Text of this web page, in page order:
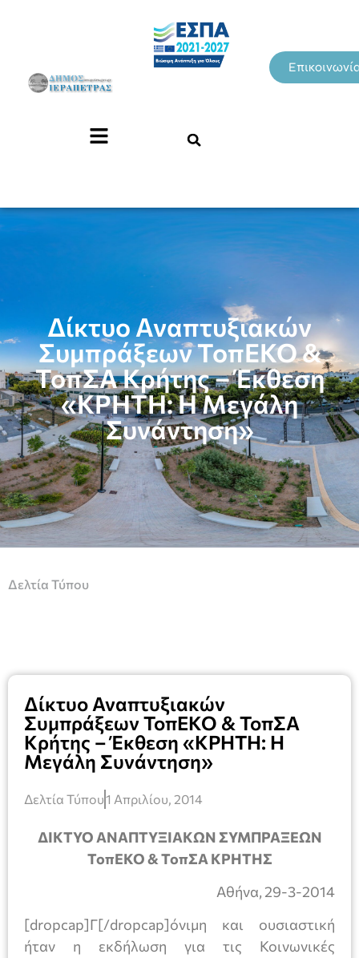
Δίκτυο Αναπτυξιακών
Συμπράξεων ΤοπΕΚΟ &
ΤοπΣΑ Κρήτης – Έκθεση
«ΚΡΗΤΗ: Η Μεγάλη
Συνάντηση»
Δελτία Τύπου
Δίκτυο Αναπτυξιακών
Συμπράξεων ΤοπΕΚΟ & ΤοπΣΑ
Κρήτης – Έκθεση «ΚΡΗΤΗ: Η
Μεγάλη Συνάντηση»
Δελτία Τύπου1 Απριλίου, 2014
ΔΙΚΤΥΟ ΑΝΑΠΤΥΞΙΑΚΩΝ ΣΥΜΠΡΑΞΕΩΝ
ΤοπΕΚΟ & ΤοπΣΑ ΚΡΗΤΗΣ
Αθήνα, 29-3-2014
[dropcap]Γ[/dropcap]όνιμη και ουσιαστική
ήταν η εκδήλωση για τις Κοινωνικές